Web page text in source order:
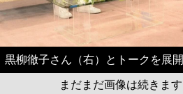
黒柳徹子さん（右）とトークを展
まだまだ画像は続きます